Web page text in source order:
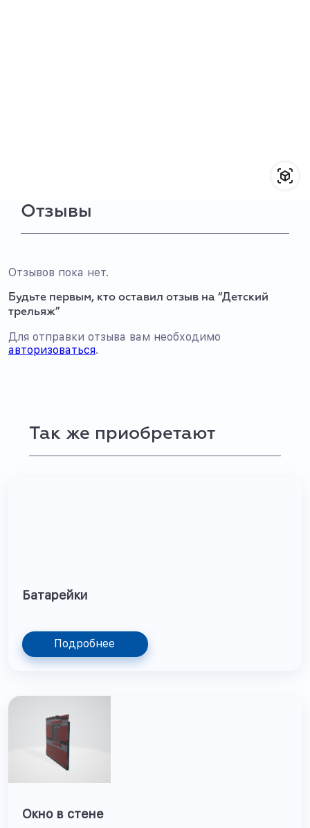
Отзывы
Отзывов пока нет.
Будьте первым, кто оставил отзыв на “Детский
трельяж”
Для отправки отзыва вам необходимо
авторизоваться.
Так же приобретают
Батарейки
Подробнее
Окно в стене